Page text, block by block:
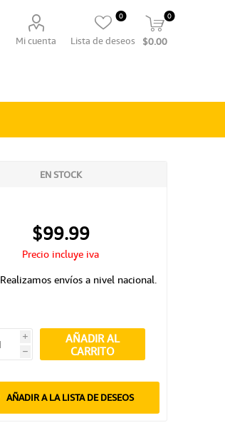
Mi cuenta Lista de deseos
0 0
$0.00
EN STOCK
$99.99
Precio incluye iva
Realizamos envíos a nivel nacional.
i
h
AÑADIR AL
CARRITO
AÑADIR A LA LISTA DE DESEOS